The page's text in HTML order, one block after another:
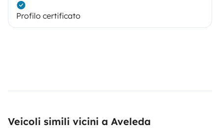
Profilo certificato
Veicoli simili vicini a Aveleda